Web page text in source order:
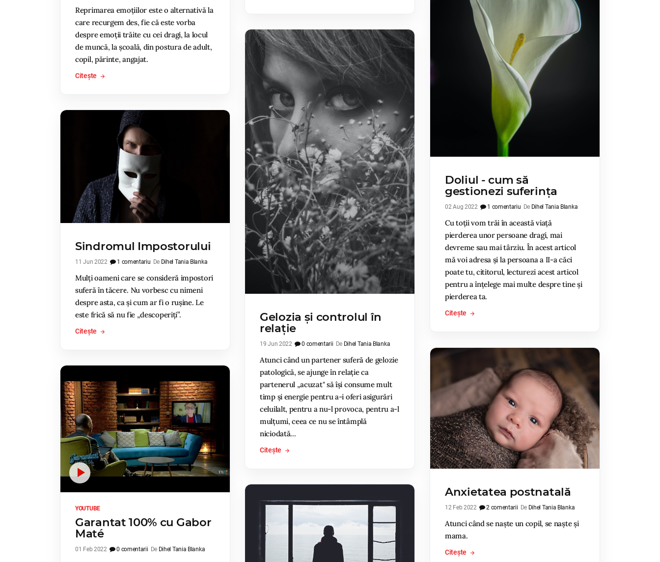
Doliul - cum să
gestionezi suferința
02 Aug 2022 1 comentariu De Dihel Tania Blanka
Cu toții vom trăi în această viață
pierderea unor persoane dragi, mai
devreme sau mai târziu. În acest articol
mă voi adresa și la persoana a II-a căci
poate tu, cititorul, lecturezi acest articol
pentru a înțelege mai multe despre tine și
pierderea ta.
Citește
Reprimarea emoțiilor este o alternativă la
care recurgem des, fie că este vorba
despre emoții trăite cu cei dragi, la locul
de muncă, la școală, din postura de adult,
copil, părinte, angajat.
Citește
Gelozia și controlul în
relație
19 Jun 2022 0 comentarii De Dihel Tania Blanka
Atunci când un partener suferă de gelozie
patologică, se ajunge în relație ca
partenerul „acuzat" să își consume mult
timp și energie pentru a-i oferi asigurări
celuilalt, pentru a nu-l provoca, pentru a-l
mulțumi, ceea ce nu se întâmplă
niciodată...
Citește
Sindromul Impostorului
11 Jun 2022 1 comentariu De Dihel Tania Blanka
Mulți oameni care se consideră impostori
suferă în tăcere. Nu vorbesc cu nimeni
despre asta, ca și cum ar fi o rușine. Le
este frică să nu fie „descoperiți”.
Citește
Anxietatea postnatală
12 Feb 2022 2 comentarii De Dihel Tania Blanka
Atunci când se naște un copil, se naște și
mama.
Citește
YOUTUBE
Garantat 100% cu Gabor
Maté
01 Feb 2022 0 comentarii De Dihel Tania Blanka